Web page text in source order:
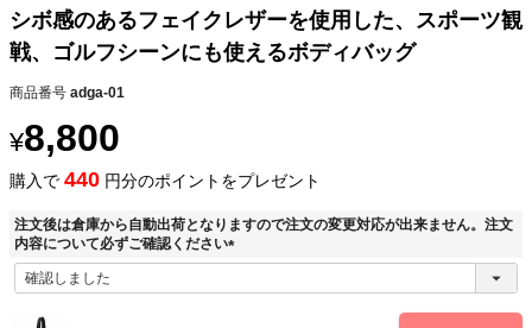
シボ感のあるフェイクレザーを使用した、スポーツ観
戦、ゴルフシーンにも使えるボディバッグ
商品番号 adga-01
¥8,800
購入で 440 円分のポイントをプレゼント
注文後は倉庫から自動出荷となりますので注文の変更対応が出来ません。注文
内容について必ずご確認ください
(